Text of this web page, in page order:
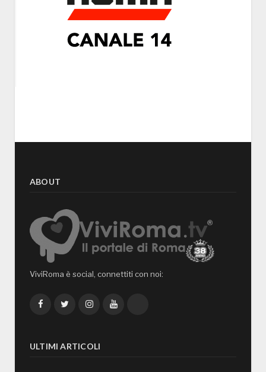
ABOUT
ViviRoma è social, connettiti con noi:
FacebookTwitterInstagramYouTube
ULTIMI ARTICOLI